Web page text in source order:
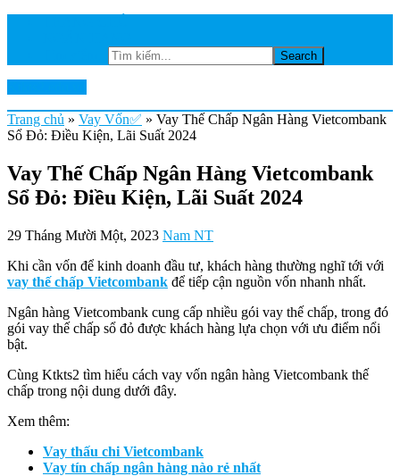
Trang chủ » Vay Vốn✅ » Vay Thế Chấp Ngân Hàng Vietcombank
Sổ Đỏ: Điều Kiện, Lãi Suất 2024
Vay Thế Chấp Ngân Hàng Vietcombank
Sổ Đỏ: Điều Kiện, Lãi Suất 2024
29 Tháng Mười Một, 2023 Nam NT
Khi cần vốn để kinh doanh đầu tư, khách hàng thường nghĩ tới với
vay thế chấp Vietcombank để tiếp cận nguồn vốn nhanh nhất.
Ngân hàng Vietcombank cung cấp nhiều gói vay thế chấp, trong đó
gói vay thế chấp sổ đỏ được khách hàng lựa chọn với ưu điểm nổi
bật.
Cùng Ktkts2 tìm hiểu cách vay vốn ngân hàng Vietcombank thế
chấp trong nội dung dưới đây.
Xem thêm:
Vay thấu chi Vietcombank
Vay tín chấp ngân hàng nào rẻ nhất